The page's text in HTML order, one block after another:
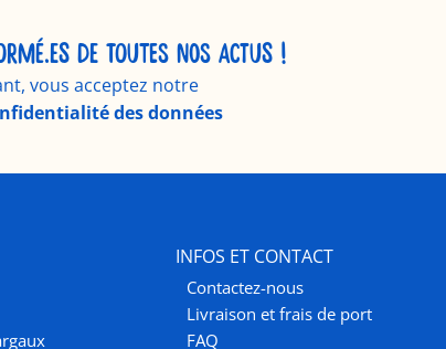
DE TOUTES NOS ACTUS !
vous acceptez notre
des données
INFOS ET CONTACT
Contactez-nous
Livraison et frais de port
FAQ